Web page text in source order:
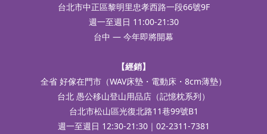
台北市中正區黎明里忠孝西路一段66號9F
週一至週日 11:00-21:30
台中 — 今年即將開幕
【經銷】
全省 好傢在門市（WAV床墊・電動床・8cm薄墊）
台北 愚公移山登山用品店（記憶枕系列）
台北市松山區光復北路11巷99號B1
週一至週日 12:30-21:30｜02-2311-7381